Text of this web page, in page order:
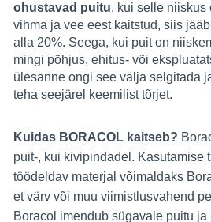
ohustavad puitu, kui selle niiskus
vihma ja vee eest kaitstud, siis
alla 20%. Seega, kui puit on
mingi põhjus, ehitus- või
ülesanne ongi see välja selgitada
teha seejärel keemilist tõrjet.
Kuidas BORACOL kaitseb?
puit-, kui kivipindadel. Kasutamise
töödeldav materjal võimaldaks
et värv või muu viimistlusvahend
Boracol imendub sügavale puitu